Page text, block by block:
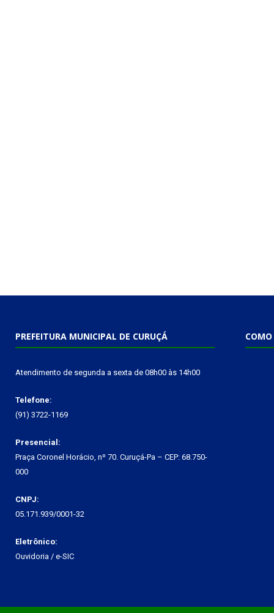
PREFEITURA MUNICIPAL DE CURUÇÁ
Atendimento de segunda a sexta de 08h00 às 14h00
Telefone:
(91) 3722-1169
Presencial:
Praça Coronel Horácio, nº 70. Curuçá-Pa – CEP: 68.750-
000
CNPJ:
05.171.939/0001-32
Eletrônico:
Ouvidoria / e-SIC
COMO